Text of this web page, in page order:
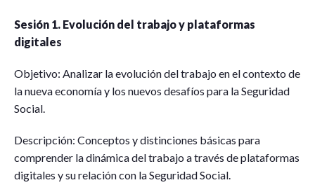
Sesión 1. Evolución del trabajo y plataformas
digitales
Objetivo: Analizar la evolución del trabajo en el contexto de
la nueva economía y los nuevos desafíos para la Seguridad
Social.
Descripción: Conceptos y distinciones básicas para
comprender la dinámica del trabajo a través de plataformas
digitales y su relación con la Seguridad Social.